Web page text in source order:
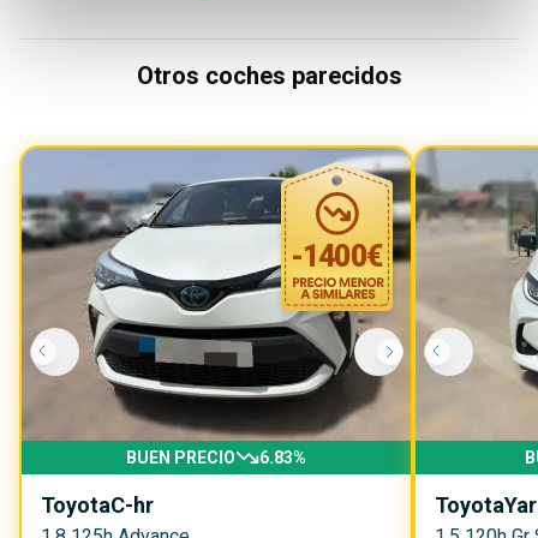
Otros coches parecidos
-1400€
BUEN PRECIO 6.83%
ToyotaC-hr Toyota